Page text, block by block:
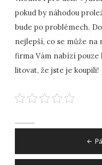
pokud by náhodou
bude po problémech.
nejlepší, co se může na
firma Vám nabízí
litovat, že jste je koupili!